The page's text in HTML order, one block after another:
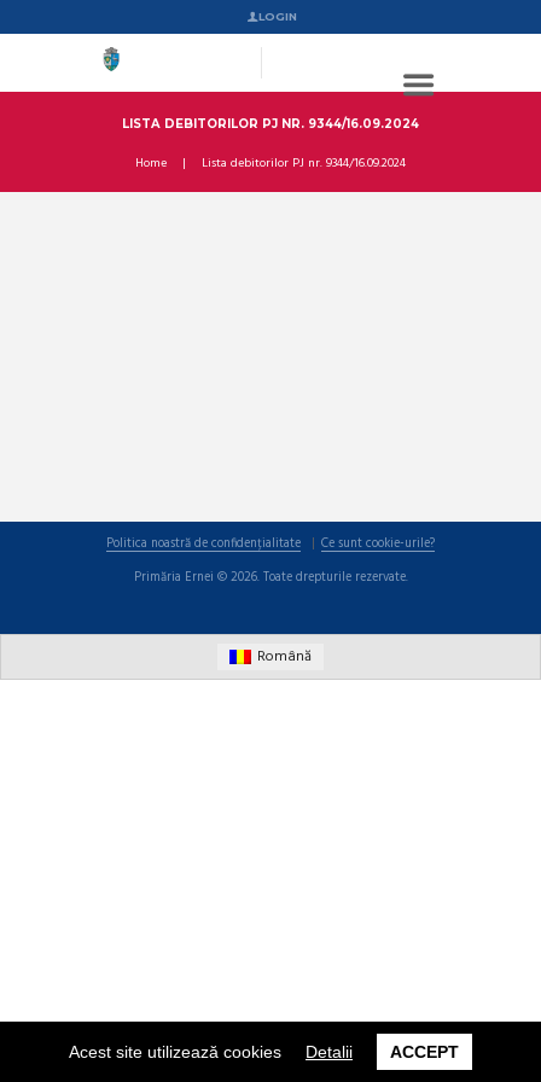
Acest site utilizează cookies Detalii ACCEPT
LOGIN
LISTA DEBITORILOR PJ NR. 9344/16.09.2024
Home Lista debitorilor PJ nr. 9344/16.09.2024
Politica noastră de confidențialitate
Ce sunt cookie-urile?
Primăria Ernei © 2026. Toate drepturile rezervate.
Română